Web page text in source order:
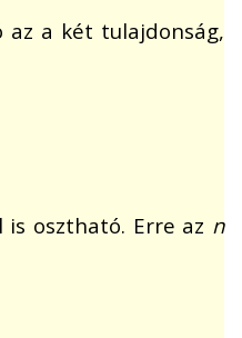
az a két tulajdonság,
is osztható. Erre az n